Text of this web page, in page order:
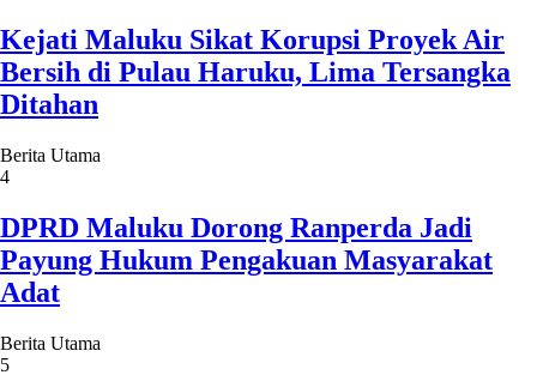
Kejati Maluku Sikat Korupsi Proyek Air
Bersih di Pulau Haruku, Lima Tersangka
Ditahan
Berita Utama
4
DPRD Maluku Dorong Ranperda Jadi
Payung Hukum Pengakuan Masyarakat
Adat
Berita Utama
5